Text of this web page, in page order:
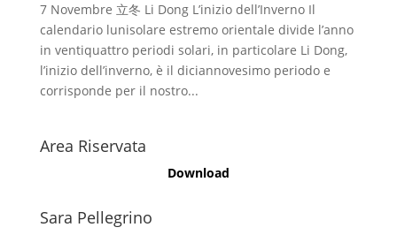
7 Novembre 立冬 Li Dong L’inizio dell’Inverno Il
calendario lunisolare estremo orientale divide l’anno
in ventiquattro periodi solari, in particolare Li Dong,
l’inizio dell’inverno, è il diciannovesimo periodo e
corrisponde per il nostro...
Area Riservata
Download
Sara Pellegrino